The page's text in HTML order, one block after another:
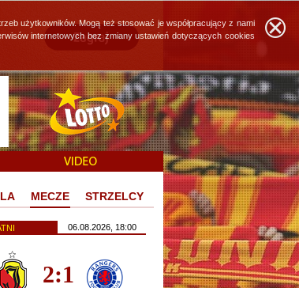
MECZE STRZELCY
06.08.2026, 18:00
2:1
użytkowników. Mogą też stosować je współpracujący z nami
internetowych bez zmiany ustawień dotyczących cookies